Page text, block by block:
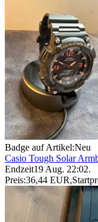
Badge auf Artikel:Neu
Casio Tough Solar
Endzeit19 Aug. 22:02.
Preis:36,44 EUR,